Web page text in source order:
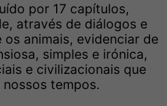
por 17 capítulos,
através de diálogos e
animais, evidenciar de
simples e irónica,
e civilizacionais que
tempos.